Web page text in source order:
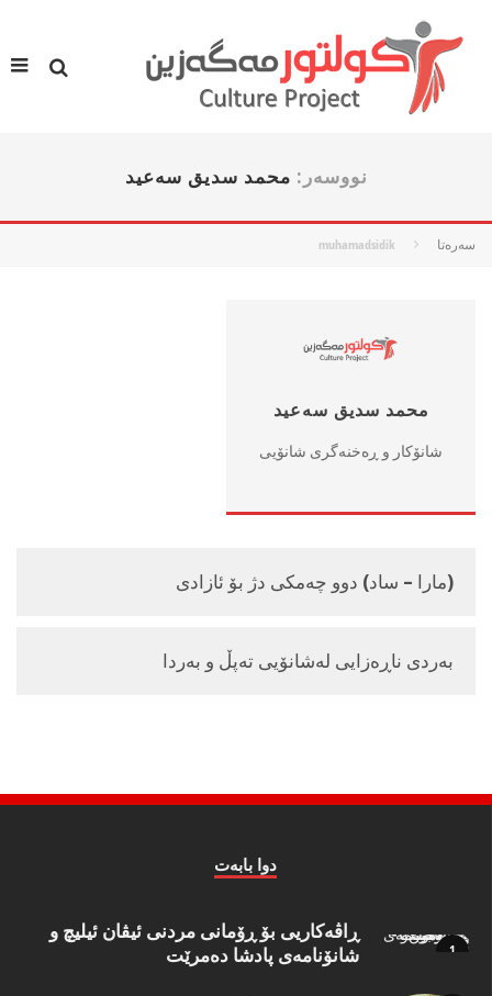
نووسه‌ر: محمد سدیق سه‌عید
سه‌ره‌تا muhamadsidik
محمد سدیق سه‌عید
شانۆكار و ڕه‌خنه‌گری شانۆیی
(مارا – ساد) دوو چەمکى دژ بۆ ئازادى
بەردى ناڕەزایى لەشانۆیى تەپڵ و بەردا
دوا بابه‌ت
ڕاڤەکاریی بۆ ڕۆمانی مردنی ئیڤان ئیلیچ و
شانۆنامەی پادشا دەمرێت